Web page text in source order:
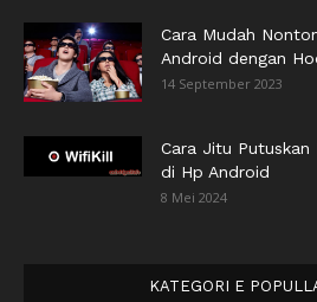
Cara Mudah
Android dengan
14 September 2023
Cara Jitu Putuskan
di Hp Android
8 Mei 2024
KATEGORI E